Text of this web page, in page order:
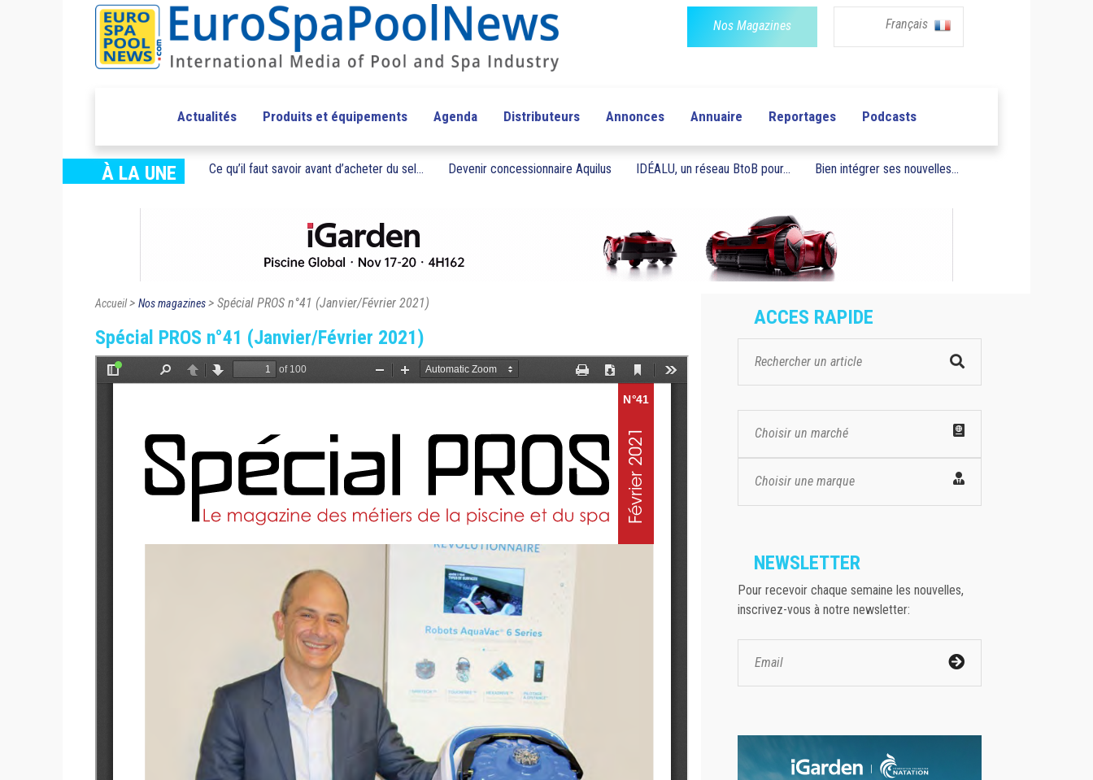
Nos Magazines Français
Actualités Produits et équipements Agenda Distributeurs Annonces Annuaire Reportages Podcasts
À LA UNE Ce qu’il faut savoir avant d’acheter du sel... Devenir concessionnaire Aquilus IDÉALU, un réseau BtoB pour... Bien intégrer ses nouvelles...
Accueil> Nos magazines> Spécial PROS n°41 (Janvier/Février 2021)
Spécial PROS n°41 (Janvier/Février 2021)
ACCES RAPIDE
Choisir un marché
Choisir une marque
NEWSLETTER
Pour recevoir chaque semaine les nouvelles,
inscrivez-vous à notre newsletter: